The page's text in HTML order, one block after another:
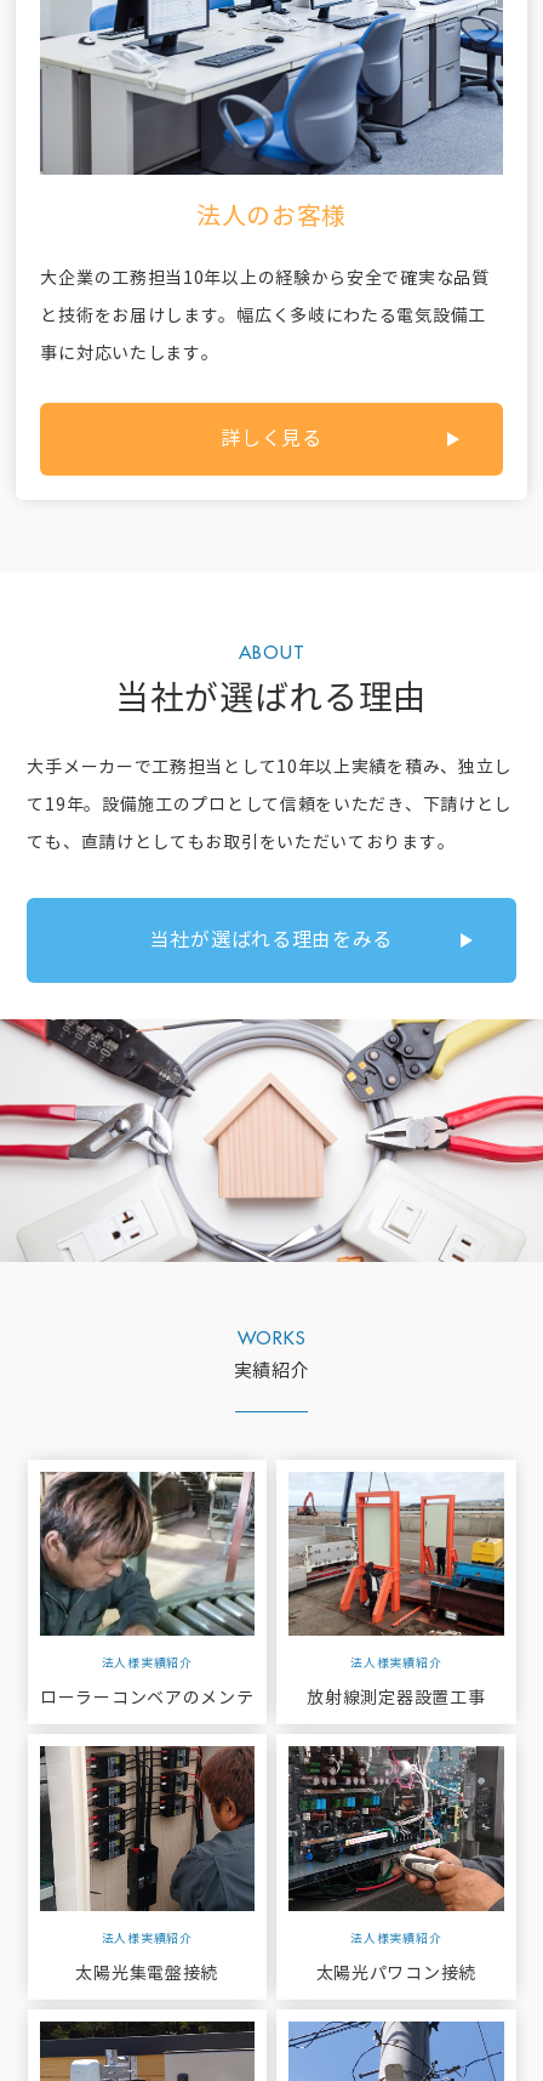
法人のお客様
大企業の工務担当10年以上の経験から安全で確実な品質
と技術をお届けします。幅広く多岐にわたる電気設備工
事に対応いたします。
詳しく見る
ABOUT
当社が選ばれる理由
大手メーカーで工務担当として10年以上実績を積み、独立し
て19年。設備施工のプロとして信頼をいただき、下請けとし
ても、直請けとしてもお取引をいただいております。
当社が選ばれる理由をみる
WORKS
実績紹介
法人様実績紹介
ローラーコンベアのメンテ
法人様実績紹介
放射線測定器設置工事
法人様実績紹介
太陽光集電盤接続
法人様実績紹介
太陽光パワコン接続